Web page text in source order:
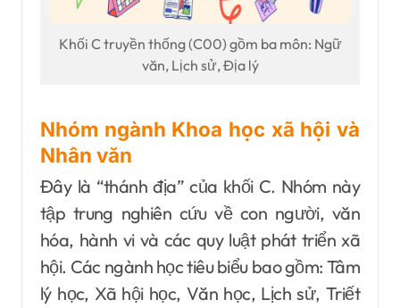
Khối C truyền thống (C00) gồm ba môn: Ngữ
văn, Lịch sử, Địa lý
Nhóm ngành Khoa học xã hội và
Nhân văn
Đây là “thánh địa” của khối C. Nhóm này
tập trung nghiên cứu về con người, văn
hóa, hành vi và các quy luật phát triển xã
hội. Các ngành học tiêu biểu bao gồm: Tâm
lý học, Xã hội học, Văn học, Lịch sử, Triết